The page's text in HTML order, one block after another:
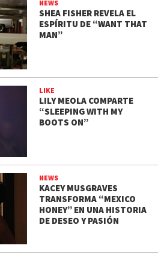
NEWS
SHEA FISHER REVELA EL
ESPÍRITU DE “WANT THAT
MAN”
LIKE
LILY MEOLA COMPARTE
“SLEEPING WITH MY
BOOTS ON”
NEWS
KACEY MUSGRAVES
TRANSFORMA “MEXICO
HONEY” EN UNA HISTORIA
DE DESEO Y PASIÓN